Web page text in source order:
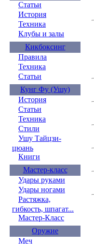
Статьи
История
Техника
Клубы и залы
Кикбоксинг
Правила
Техника
Статьи
Кунг Фу (Ушу)
История
Статьи
Техника
Стили
Ушу Тайцзи-
цюань
Книги
Мастер-класс
Удары руками
Удары ногами
Растяжка,
гибкость, шпагат...
Мастер-Класс
Оружие
Меч